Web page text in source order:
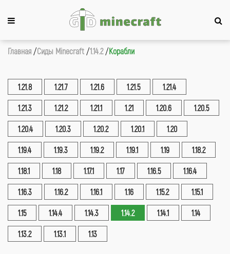
Главная Сиды Minecraft 1.14.2 Корабли
1.21.8 1.21.7 1.21.6 1.21.5 1.21.4
1.21.3 1.21.2 1.21.1 1.21 1.20.6 1.20.5
1.20.4 1.20.3 1.20.2 1.20.1 1.20
1.19.4 1.19.3 1.19.2 1.19.1 1.19 1.18.2
1.18.1 1.18 1.17.1 1.17 1.16.5 1.16.4
1.16.3 1.16.2 1.16.1 1.16 1.15.2 1.15.1
1.15 1.14.4 1.14.3 1.14.2 1.14.1 1.14
1.13.2 1.13.1 1.13